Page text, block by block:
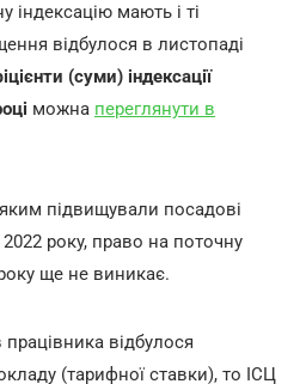
індексацію мають і ті
відбулося в листопаді
(суми) індексації
можна переглянути в
підвищували посадові
року, право на поточну
ще не виникає.
відбулося
(тарифної ставки), то ІСЦ